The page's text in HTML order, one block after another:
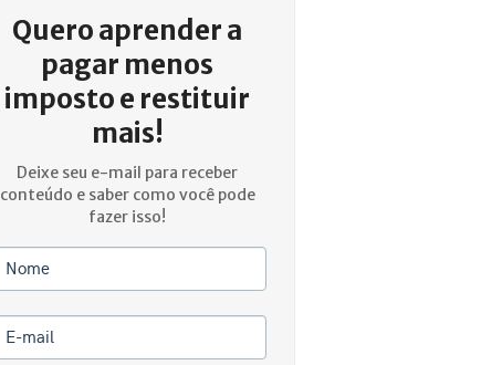
Quero aprender a
pagar menos
imposto e restituir
mais!
Deixe seu e-mail para receber
conteúdo e saber como você pode
fazer isso!
Nome
E-mail